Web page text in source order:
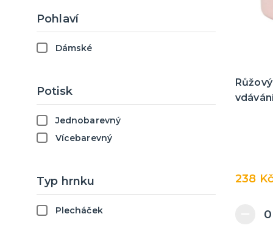
Pohlaví
Dámské
Potisk
Jednobarevný
Vícebarevný
Typ hrnku
Plecháček
238 Kč